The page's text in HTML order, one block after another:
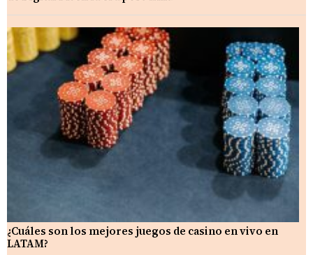
¿Cuáles son los mejores juegos de casino en vivo en
LATAM?